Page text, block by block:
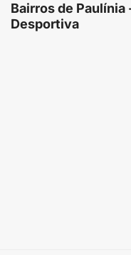
Bairros de Paulínia
Desportiva